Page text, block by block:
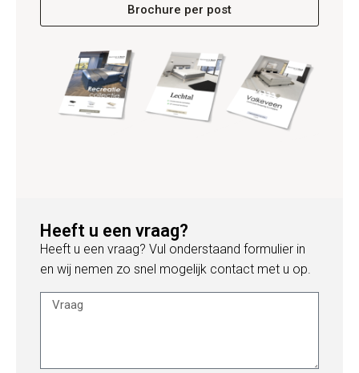
Heeft u een vraag?
Heeft u een vraag? Vul onderstaand formulier in
en wij nemen zo snel mogelijk contact met u op.
Brochure per post